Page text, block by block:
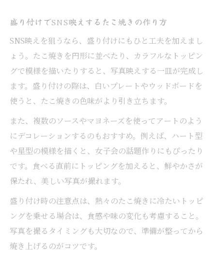
盛り付けでSNS映えするたこ焼きの作り方
SNS映えを狙うなら、盛り付けにもひと工夫を加えまし
ょう。たこ焼きを円形に並べたり、カラフルなトッピン
グで模様を描いたりすると、写真映えする一皿が完成し
ます。盛り付けの際は、白いプレートやウッドボードを
使うと、たこ焼きの色味がより引き立ちます。
また、複数のソースやマヨネーズを使ってアートのよう
にデコレーションするのもおすすめ。例えば、ハート型
や星型の模様を描くと、女子会の話題作りにもぴったり
です。食べる直前にトッピングを加えると、鮮やかさが
保たれ、美しい写真が撮れます。
盛り付け時の注意点は、熱々のたこ焼きに冷たいトッピ
ングを乗せる場合は、食感や味の変化も考慮すること。
写真を撮るタイミングも大切なので、準備が整ってから
焼き上げるのがコツです。